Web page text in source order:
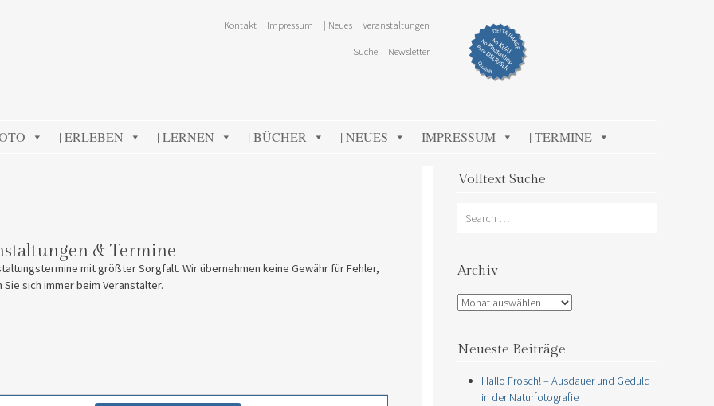
Kontakt Impressum | Neues Veranstaltungen
Suche Newsletter
| ERLEBEN | LERNEN | BÜCHER | NEUES IMPRESSUM | TERMINE
& Termine
mit größter Sorgfalt. Wir übernehmen keine Gewähr für Fehler,
sich immer beim Veranstalter.
Volltext Suche
Archiv
Archiv
Neueste Beiträge
Hallo Frosch! – Ausdauer und Geduld
in der Naturfotografie